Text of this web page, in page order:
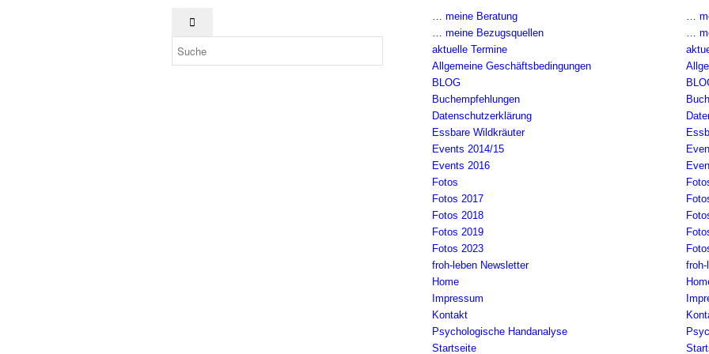
… meine Beratung
… meine Bezugsquellen
aktuelle Termine
Allgemeine Geschäftsbedingungen
BLOG
Buchempfehlungen
Datenschutzerklärung
Essbare Wildkräuter
Events 2014/15
Events 2016
Fotos
Fotos 2017
Fotos 2018
Fotos 2019
Fotos 2023
froh-leben Newsletter
Home
Impressum
Kontakt
Psychologische Handanalyse
Startseite
…
…